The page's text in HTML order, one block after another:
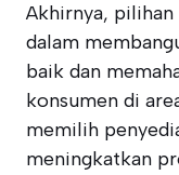
Akhirnya,
dalam
baik dan
konsumen di
memilih
meningkatkan